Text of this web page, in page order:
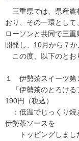
三重県では、県産農
おり、その一環とし
ローソンと共同で三
開発し、10月から７
この度、以下のとお
１ 伊勢茶スイーツ第
「伊勢茶のとろける
190円（税込）
：低温でじっくり焼
伊勢茶ソースを
トッピングしまし